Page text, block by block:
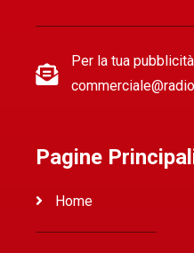
Per la tua
Pagine
Home